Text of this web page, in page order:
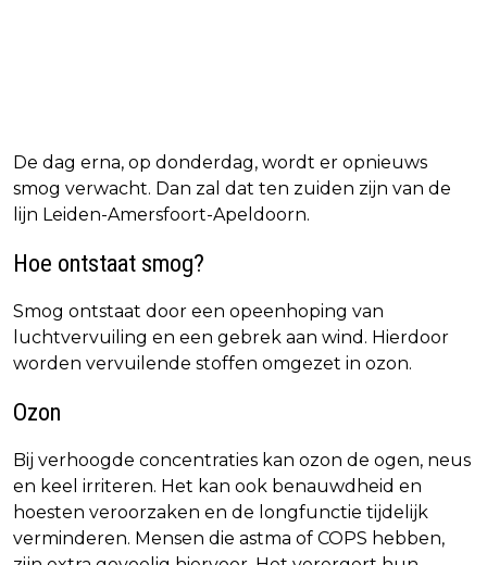
De dag erna, op donderdag, wordt er opnieuws
smog verwacht. Dan zal dat ten zuiden zijn van de
lijn Leiden-Amersfoort-Apeldoorn.
Hoe ontstaat smog?
Smog ontstaat door een opeenhoping van
luchtvervuiling en een gebrek aan wind. Hierdoor
worden vervuilende stoffen omgezet in ozon.
Ozon
Bij verhoogde concentraties kan ozon de ogen, neus
en keel irriteren. Het kan ook benauwdheid en
hoesten veroorzaken en de longfunctie tijdelijk
verminderen. Mensen die astma of COPS hebben,